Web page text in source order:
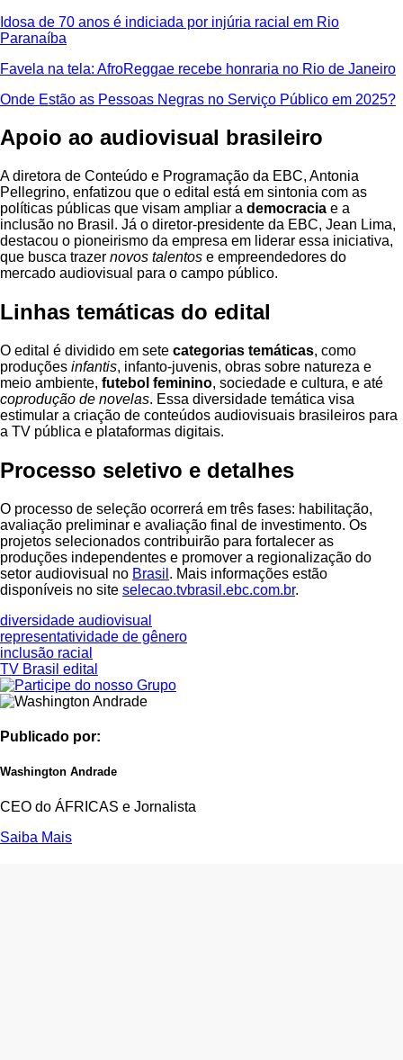
Idosa de 70 anos é indiciada por injúria racial em Rio
Paranaíba
Favela na tela: AfroReggae recebe honraria no Rio de Janeiro
Onde Estão as Pessoas Negras no Serviço Público em 2025?
Apoio ao audiovisual brasileiro
A diretora de Conteúdo e Programação da EBC, Antonia
Pellegrino, enfatizou que o edital está em sintonia com as
políticas públicas que visam ampliar a democracia e a
inclusão no Brasil. Já o diretor-presidente da EBC, Jean Lima,
destacou o pioneirismo da empresa em liderar essa iniciativa,
que busca trazer novos talentos e empreendedores do
mercado audiovisual para o campo público.
Linhas temáticas do edital
O edital é dividido em sete categorias temáticas, como
produções infantis, infanto-juvenis, obras sobre natureza e
meio ambiente, futebol feminino, sociedade e cultura, e até
coprodução de novelas. Essa diversidade temática visa
estimular a criação de conteúdos audiovisuais brasileiros para
a TV pública e plataformas digitais.
Processo seletivo e detalhes
O processo de seleção ocorrerá em três fases: habilitação,
avaliação preliminar e avaliação final de investimento. Os
projetos selecionados contribuirão para fortalecer as
produções independentes e promover a regionalização do
setor audiovisual no Brasil . Mais informações estão
disponíveis no site selecao.tvbrasil.ebc.com.br.
diversidade audiovisual
representatividade de gênero
inclusão racial
TV Brasil edital
Publicado por:
Washington Andrade
CEO do ÁFRICAS e Jornalista
Saiba Mais